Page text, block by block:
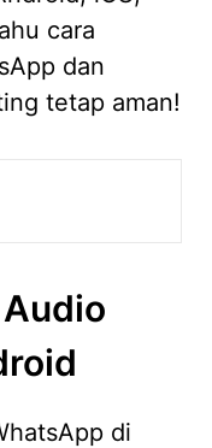
cara
dan
tetap aman!
di